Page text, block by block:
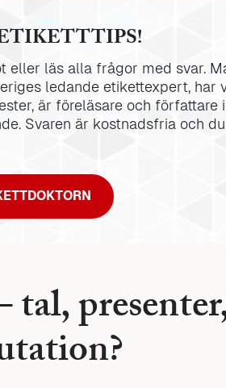
eller läs alla frågor med svar.
ledande etikettexpert, har
är föreläsare och författare
Svaren är kostnadsfria och du